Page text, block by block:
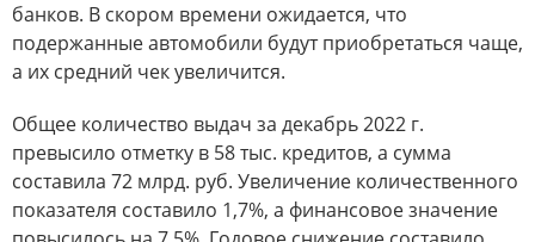
банков. В скором времени ожидается, что
подержанные автомобили будут приобретаться чаще,
а их средний чек увеличится.
Общее количество выдач за декабрь 2022 г.
превысило отметку в 58 тыс. кредитов, а сумма
составила 72 млрд. руб. Увеличение количественного
показателя составило 1,7%, а финансовое значение